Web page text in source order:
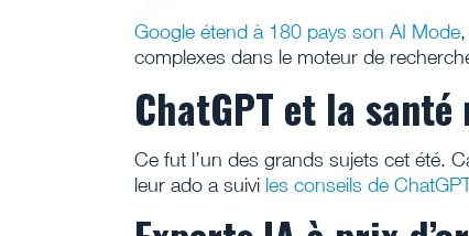
Google étend à 180 pays son AI Mode
complexes dans le moteur de
ChatGPT et la
Ce fut l’un des grands sujets cet été.
leur ado a suivi les conseils de